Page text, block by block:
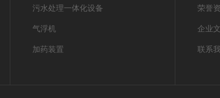
污水处理一体化设备
气浮机
加药装置
荣誉
企业
联系